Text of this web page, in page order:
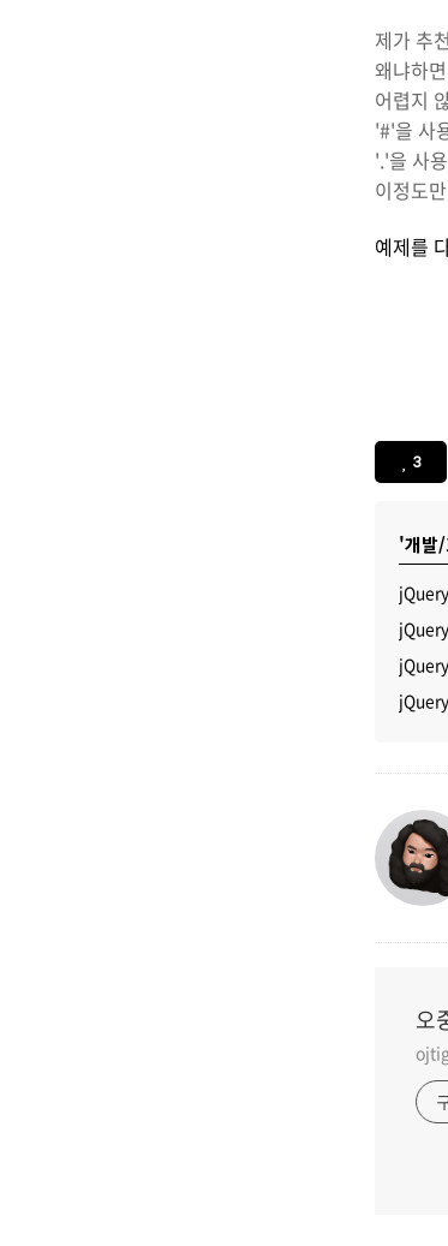
제가 추
왜냐하
어렵지
'#'을 사
'.'을 사
이정도
예제를
3
'개발
오